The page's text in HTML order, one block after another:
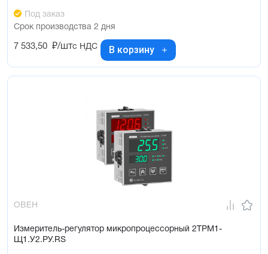
Под заказ
Срок производства 2 дня
7 533,50 ₽/штс НДС В корзину
ОВЕН
Измеритель-регулятор микропроцессорный 2ТРМ1-
Щ1.У2.РУ.RS